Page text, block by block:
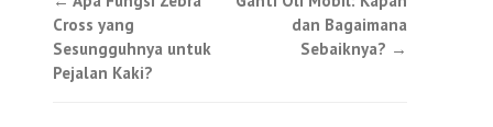
navigation
Cross yang
Sesungguhnya untuk
Pejalan Kaki?
dan Bagaimana
Sebaiknya? →